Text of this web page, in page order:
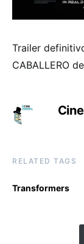
Trailer
CABALLERO
RELATED TAGS
Transformers